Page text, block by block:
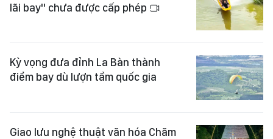
lãi bay" chưa được cấp phép
Kỳ vọng đưa đỉnh La Bàn thành
điểm bay dù lượn tầm quốc gia
Giao lưu nghệ thuật văn hóa Chăm